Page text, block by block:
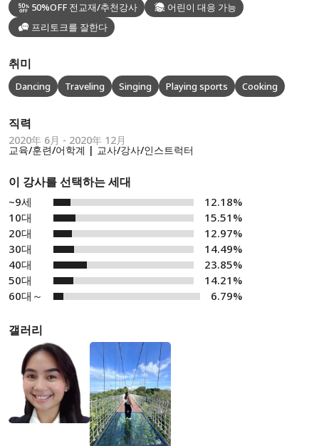
50%OFF 전교재/추천강사
어린이 대응 가능
프리토크를 잘한다
취미
Dancing Traveling Singing Playing sports Cooking
직력
2020年 6月 - 2020年 12月
교육/훈련/어학계 | 교사/강사/인스트럭터
이 강사를 선택하는 세대
~9세
12.18%
10대
15.51%
20대
12.97%
30대
14.49%
40대
23.85%
50대
14.21%
60대～
6.79%
갤러리